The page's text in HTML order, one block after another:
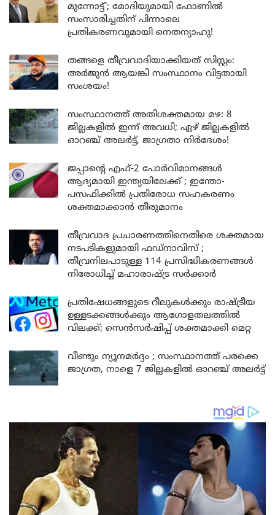
മുന്നോട്ട്’; മോദിയുമായി ഫോണിൽ
സംസാരിച്ചതിന് പിന്നാലെ
പ്രതികരണവുമായി നെതന്യാഹു!
തങ്ങളെ തീവ്രവാദിയാക്കിയത് സിസ്റ്റം:
അർജുൻ ആയങ്കി സംസ്ഥാനം വിട്ടതായി
സംശയം!
സംസ്ഥാനത്ത് അതിശക്തമായ മഴ: 8
ജില്ലകളിൽ ഇന്ന് അവധി; ഏഴ് ജില്ലകളിൽ
ഓറഞ്ച് അലർട്ട്, ജാഗ്രതാ നിർദേശം!
ജപ്പാന്റെ എഫ്-2 പോർവിമാനങ്ങൾ
ആദ്യമായി ഇന്ത്യയിലേക്ക് ; ഇന്തോ-
പസഫിക്കിൽ പ്രതിരോധ സഹകരണം
ശക്തമാക്കാൻ തീരുമാനം
തീവ്രവാദ പ്രചാരണത്തിനെതിരെ ശക്തമായ
നടപടികളുമായി ഫഡ്നാവിസ് ;
തീവ്രനിലപാടുള്ള 114 പ്രസിദ്ധീകരണങ്ങൾ
നിരോധിച്ച് മഹാരാഷ്ട്ര സർക്കാർ
പ്രതിഷേധങ്ങളുടെ റീലുകൾക്കും രാഷ്ട്രീയ
ഉള്ളടക്കങ്ങൾക്കും ആഗോളതലത്തിൽ
വിലക്ക്; സെൻസർഷിപ്പ് ശക്തമാക്കി മെറ്റ
വീണ്ടും ന്യൂനമർദ്ദം ; സംസ്ഥാനത്ത് പരക്കെ
ജാഗ്രത, നാളെ 7 ജില്ലകളിൽ ഓറഞ്ച് അലർട്ട്